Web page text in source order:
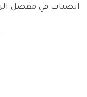
انصباب في مفصل